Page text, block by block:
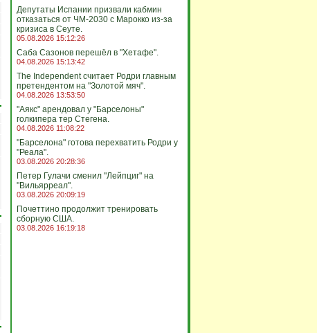
Депутаты Испании призвали кабмин
отказаться от ЧМ-2030 с Марокко из-за
кризиса в Сеуте.
05.08.2026 15:12:26
Саба Сазонов перешёл в "Хетафе".
04.08.2026 15:13:42
The Independent считает Родри главным
претендентом на "Золотой мяч".
04.08.2026 13:53:50
"Аякс" арендовал у "Барселоны"
голкипера тер Стегена.
04.08.2026 11:08:22
"Барселона" готова перехватить Родри у
"Реала".
03.08.2026 20:28:36
Петер Гулачи сменил "Лейпциг" на
"Вильярреал".
03.08.2026 20:09:19
Почеттино продолжит тренировать
сборную США.
03.08.2026 16:19:18